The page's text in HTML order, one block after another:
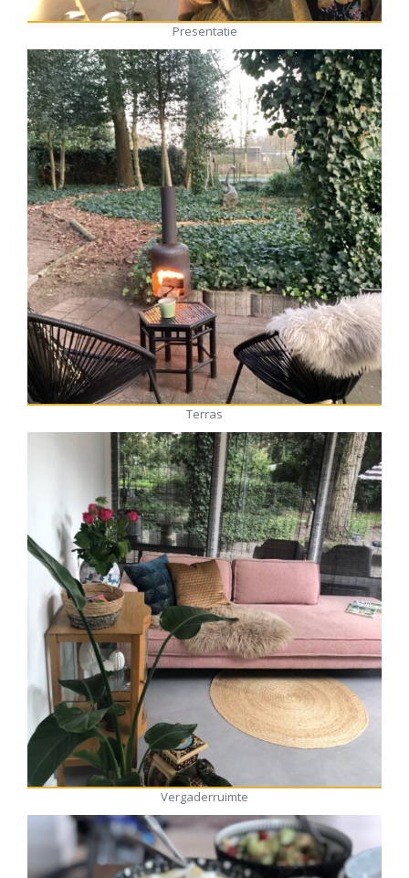
Presentatie
Terras
Vergaderruimte